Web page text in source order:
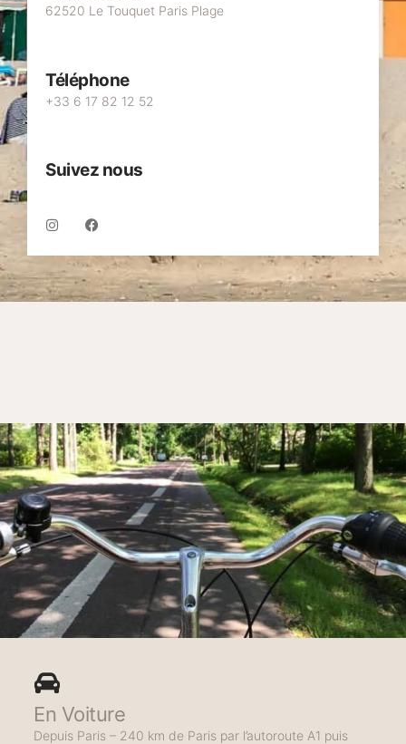
62520 Le Touquet Paris Plage
Téléphone
+33 6 17 82 12 52
Suivez nous
s
t
g
r
a
m
c
e
o
o
En Voiture
Depuis Paris – 240 km de Paris par l’autoroute A1 puis